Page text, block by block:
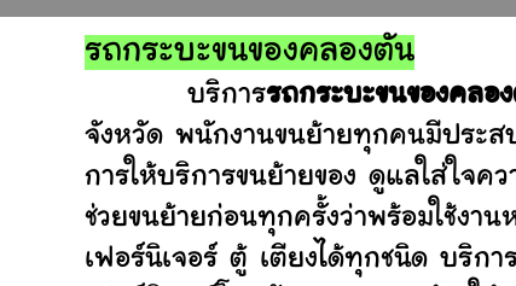
รถกระบะขนของคลองตัน
บริการรถกระบะขนของคลอ
จังหวัด พนักงานขนย้ายทุกคนมีประส
การให้บริการขนย้ายของ ดูแลใส่ใจ
ช่วยขนย้ายก่อนทุกครั้งว่าพร้อมใช้งา
เฟอร์นิเจอร์ ตู้ เตียงได้ทุกชนิด บริกา